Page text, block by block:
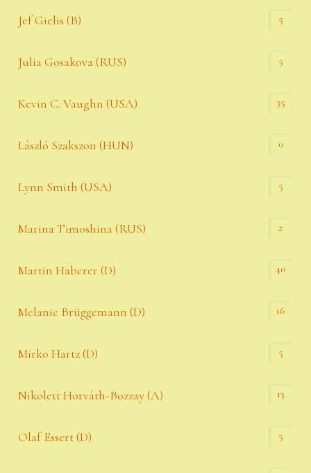
Jef Gielis (B) 5
Julia Gosakova (RUS) 5
Kevin C. Vaughn (USA) 35
László Szakszon (HUN) 0
Lynn Smith (USA) 5
Marina Timoshina (RUS) 2
Martin Haberer (D) 40
Melanie Brüggemann (D) 16
Mirko Hartz (D) 5
Nikolett Horváth-Bozzay (A) 13
Olaf Essert (D) 5